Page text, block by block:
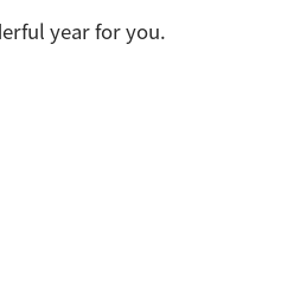
year for you.